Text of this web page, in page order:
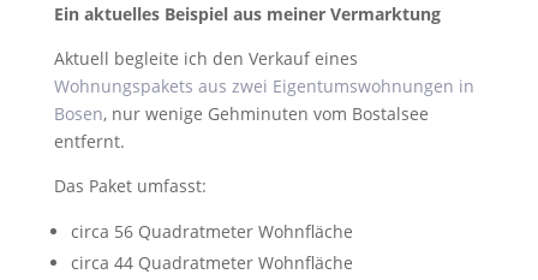
Ein aktuelles Beispiel aus meiner Vermarktung
Aktuell begleite ich den Verkauf eines
Wohnungspakets aus zwei Eigentumswohnungen in
Bosen, nur wenige Gehminuten vom Bostalsee
entfernt.
Das Paket umfasst:
circa 56 Quadratmeter Wohnfläche
circa 44 Quadratmeter Wohnfläche